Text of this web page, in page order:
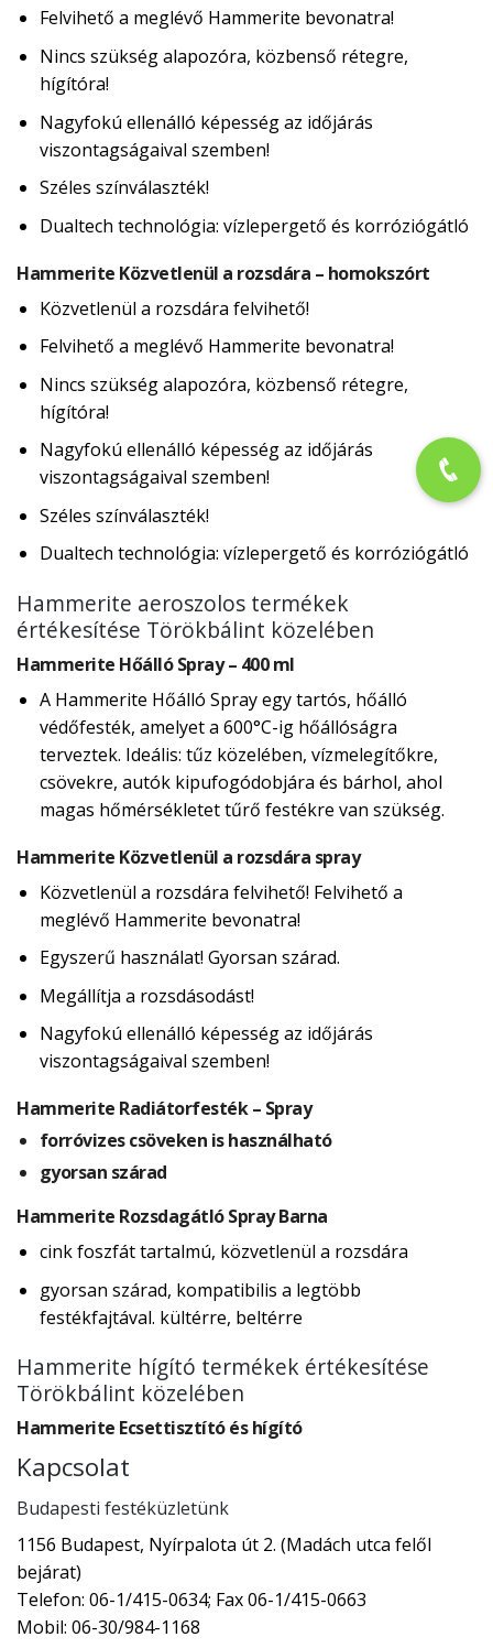
Felvihető a meglévő Hammerite bevonatra!
Nincs szükség alapozóra, közbenső rétegre,
hígítóra!
Nagyfokú ellenálló képesség az időjárás
viszontagságaival szemben!
Széles színválaszték!
Dualtech technológia: vízlepergető és korróziógátló
Hammerite Közvetlenül a rozsdára – homokszórt
Közvetlenül a rozsdára felvihető!
Felvihető a meglévő Hammerite bevonatra!
Nincs szükség alapozóra, közbenső rétegre,
hígítóra!
Nagyfokú ellenálló képesség az időjárás
viszontagságaival szemben!
Széles színválaszték!
Dualtech technológia: vízlepergető és korróziógátló
Hammerite aeroszolos termékek
értékesítése Törökbálint közelében
Hammerite Hőálló Spray – 400 ml
A Hammerite Hőálló Spray egy tartós, hőálló
védőfesték, amelyet a 600°C-ig hőállóságra
terveztek. Ideális: tűz közelében, vízmelegítőkre,
csövekre, autók kipufogódobjára és bárhol, ahol
magas hőmérsékletet tűrő festékre van szükség.
Hammerite Közvetlenül a rozsdára spray
Közvetlenül a rozsdára felvihető! Felvihető a
meglévő Hammerite bevonatra!
Egyszerű használat! Gyorsan szárad.
Megállítja a rozsdásodást!
Nagyfokú ellenálló képesség az időjárás
viszontagságaival szemben!
Hammerite Radiátorfesték – Spray
forróvizes csöveken is használható
gyorsan szárad
Hammerite Rozsdagátló Spray Barna
cink foszfát tartalmú, közvetlenül a rozsdára
gyorsan szárad, kompatibilis a legtöbb
festékfajtával. kültérre, beltérre
Hammerite hígító termékek értékesítése
Törökbálint közelében
Hammerite Ecsettisztító és hígító
Kapcsolat
Budapesti festéküzletünk
1156 Budapest, Nyírpalota út 2. (Madách utca felől
bejárat)
Telefon: 06-1/415-0634; Fax 06-1/415-0663
Mobil: 06-30/984-1168